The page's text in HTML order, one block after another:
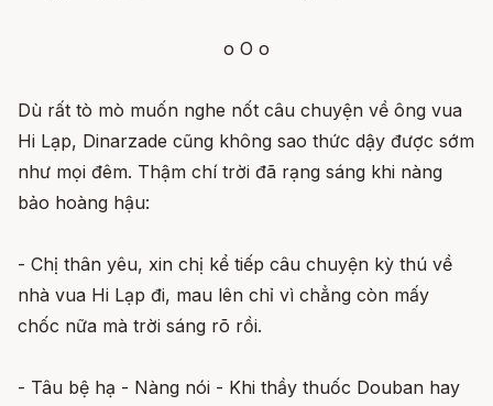
o O o
Dù rất tò mò muốn nghe nốt câu chuyện về ông vua
Hi Lạp, Dinarzade cũng không sao thức dậy được sớm
như mọi đêm. Thậm chí trời đã rạng sáng khi nàng
bảo hoàng hậu:
- Chị thân yêu, xin chị kể tiếp câu chuyện kỳ thú về
nhà vua Hi Lạp đi, mau lên chỉ vì chẳng còn mấy
chốc nữa mà trời sáng rõ rồi.
- Tâu bệ hạ - Nàng nói - Khi thầy thuốc Douban hay